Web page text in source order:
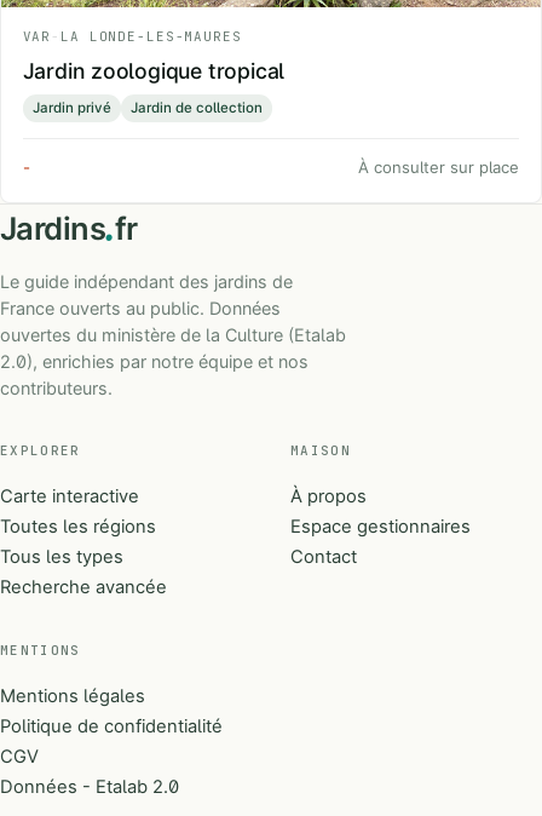
VAR - LA LONDE-LES-MAURES
Jardin zoologique tropical
Jardin privé Jardin de collection
- À consulter sur place
Jardins.fr
Le guide indépendant des jardins de
France ouverts au public. Données
ouvertes du ministère de la Culture (Etalab
2.0), enrichies par notre équipe et nos
contributeurs.
EXPLORER
Carte interactive
Toutes les régions
Tous les types
Recherche avancée
MAISON
À propos
Espace gestionnaires
Contact
MENTIONS
Mentions légales
Politique de confidentialité
CGV
Données - Etalab 2.0